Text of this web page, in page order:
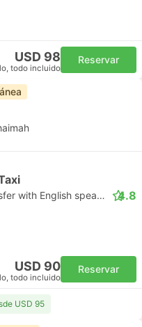
USD 98
todo incluido
Reservar
Daytrip private transfer with English speaking driver 4.8
USD 90
todo incluido
Reservar
USD 95